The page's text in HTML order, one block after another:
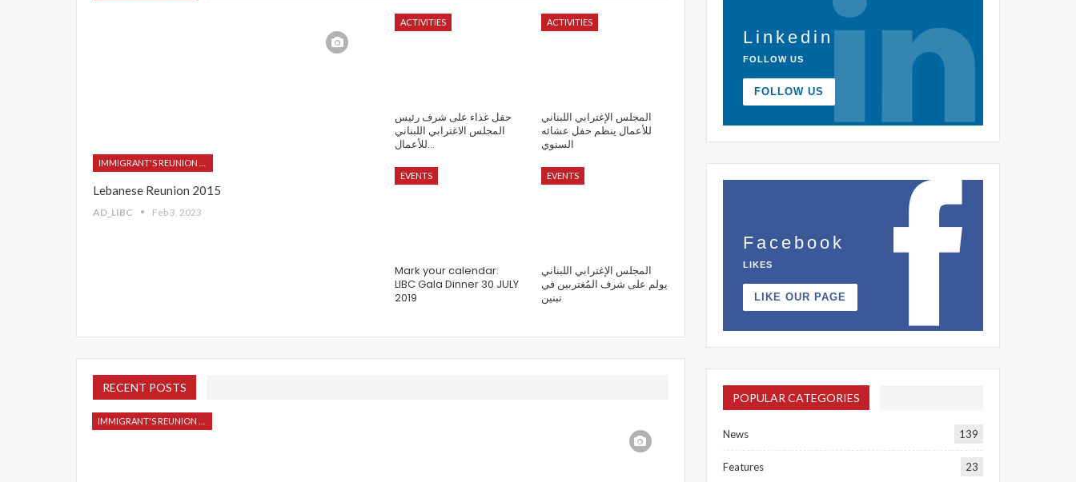
Lebanese Reunion 2015
AD_LIBC Feb 3, 2023
ACTIVITIES
حفل غذاء على شرف رئيس
المجلس الاغترابي اللبناني
للأعمال…
ACTIVITIES
المجلس الإغترابي اللبناني
للأعمال ينظم حفل عشائه
السنوي
EVENTS
Mark your calendar:
LIBC Gala Dinner 30 JULY
2019
EVENTS
المجلس الإغترابي اللبناني
يولم على شرف المُغتربين في
تبنين
RECENT POSTS
Linkedin
FOLLOW US
FOLLOW US
Facebook
LIKES
LIKE OUR PAGE
POPULAR CATEGORIES
News 139
Features 23